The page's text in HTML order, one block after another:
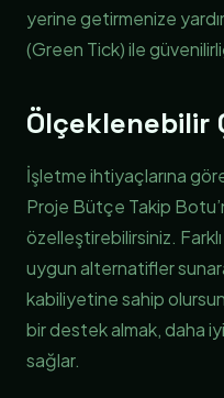
yerine getirmenize
(Green Tick) ile
Ölçeklenebilir
İşletme ihtiyaçlarına
Proje Bütçe Takip
özelleştirebilirsiniz.
uygun alternatifler
kabiliyetine sahip
bir destek almak, daha
sağlar.